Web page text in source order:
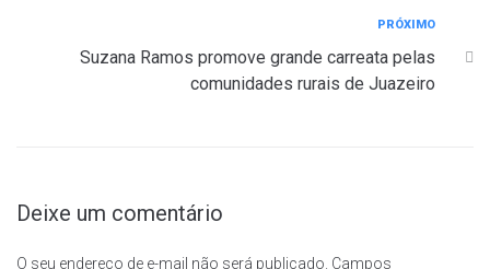
PRÓXIMO
Suzana Ramos promove grande carreata pelas
comunidades rurais de Juazeiro
Deixe um comentário
O seu endereço de e-mail não será publicado. Campos